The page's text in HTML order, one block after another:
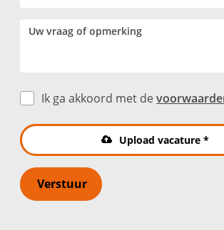
Ik ga akkoord met de
Upload vacature *
Verstuur